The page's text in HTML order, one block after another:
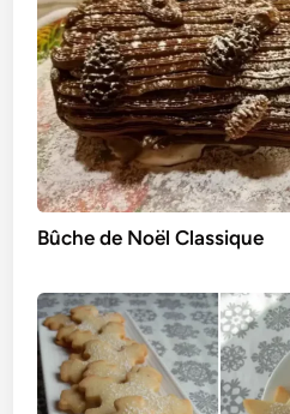
Bûche de Noël Classique